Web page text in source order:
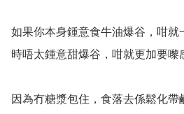
如果你本身鍾意食牛油爆谷，咁就
時唔太鍾意甜爆谷，咁就更加要嚟
因為冇糖漿包住，食落去係鬆化